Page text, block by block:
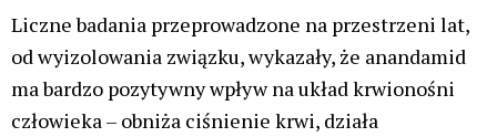
Liczne badania przeprowadzone na przestrzeni lat,
od wyizolowania związku, wykazały, że anandamid
ma bardzo pozytywny wpływ na układ krwionośni
człowieka – obniża ciśnienie krwi, działa